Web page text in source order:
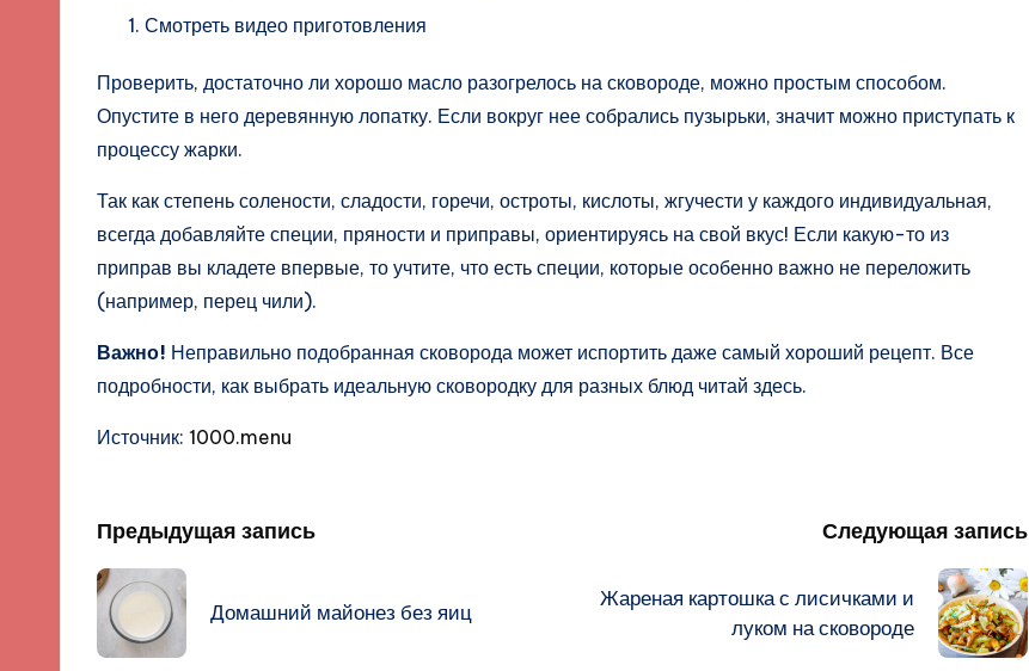
Смотреть видео приготовления
Проверить, достаточно ли хорошо масло разогрелось на сковороде, можно простым способом.
Опустите в него деревянную лопатку. Если вокруг нее собрались пузырьки, значит можно приступать к
процессу жарки.
Так как степень солености, сладости, горечи, остроты, кислоты, жгучести у каждого индивидуальная,
всегда добавляйте специи, пряности и приправы, ориентируясь на свой вкус! Если какую-то из
приправ вы кладете впервые, то учтите, что есть специи, которые особенно важно не переложить
(например, перец чили).
Важно! Неправильно подобранная сковорода может испортить даже самый хороший рецепт. Все
подробности, как выбрать идеальную сковородку для разных блюд читай здесь.
Источник: 1000.menu
Навигация
записи
Предыдущая запись
Домашний майонез без яиц
Следующая запись
Жареная картошка с лисичками и
луком на сковороде